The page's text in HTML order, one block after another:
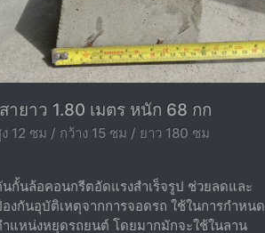
สายาว 1.80 เมตร หนัก 68 กก
12 ซม / กว้าง 15 ซม / ยาว 180 ซม
กั้นล้อคอนกรีตอัดแรงสำเร็จรูป ช่วยลดและ
งกันอุบัติเหตุจากการจอดรถ ใช้ในการกำหนด
แหน่งหยุดรถยนต์ โดยมากมักจะใช้ในลาน